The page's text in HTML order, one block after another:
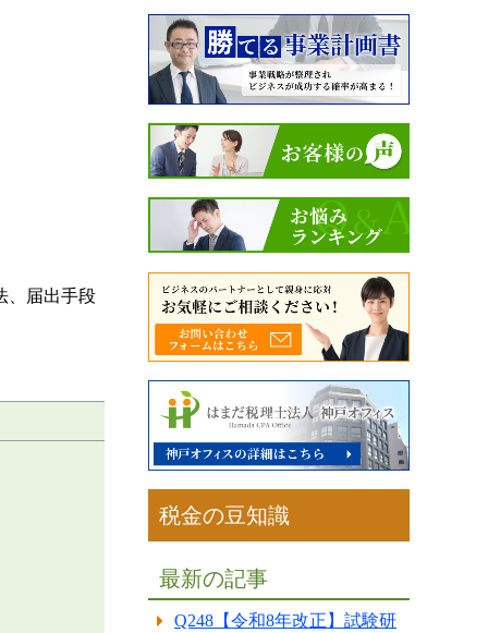
、届出手段
税金の豆知識
最新の記事
Q248【令和8年改正】試験研